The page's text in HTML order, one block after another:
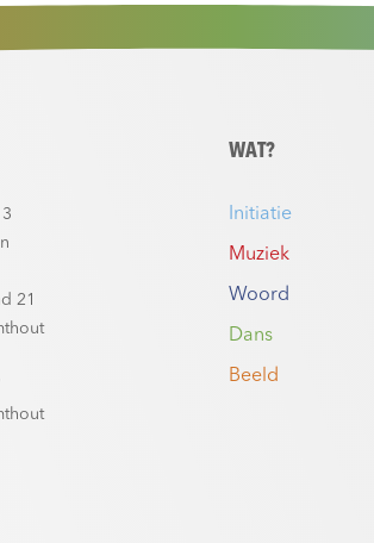
21
WAT?
Initiatie
Muziek
Woord
Dans
Beeld